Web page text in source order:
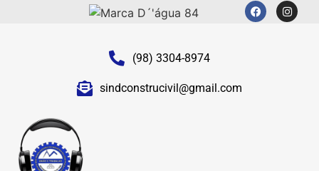
(98) 3304-8974
sindconstrucivil@gmail.com